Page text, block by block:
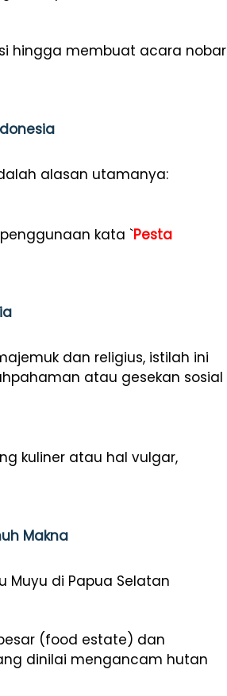
hingga membuat acara nobar
alasan utamanya:
kata `Pesta
dan religius, istilah ini
atau gesekan sosial
kuliner atau hal vulgar,
Makna
Muyu di Papua Selatan
(food estate) dan
dinilai mengancam hutan